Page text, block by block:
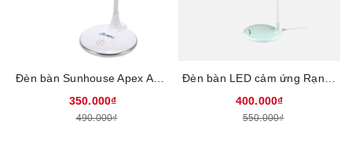
Đèn bàn Sunhouse Apex APE-01LED, Công suất 7.5W, Điều khiển cảm ứng, Tuổi thọ bóng cao lên tới 30.000 giờ, Bảo hành 12 tháng
350.000₫
490.000₫
400.000₫
550.000₫